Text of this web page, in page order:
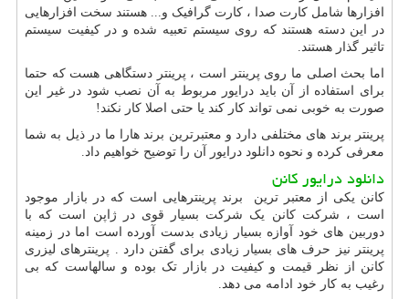
افزارها شامل کارت صدا ، کارت گرافیک و... هستند سخت افزارهایی
در این دسته هستند که روی سیستم تعبیه شده و در کیفیت سیستم
تاثیر گذار هستند.
اما بحث اصلی ما روی پرینتر است ، پرینتر دستگاهی هست که حتما
برای استفاده از آن باید درایور مربوط به آن نصب شود در غیر این
صورت به خوبی نمی تواند کار کند یا حتی اصلا کار نکند!
پرینتر برند های مختلفی دارد و معتبرترین برند هارا ما در ذیل به شما
معرفی کرده و نحوه دانلود درایور آن را توضیح خواهیم داد.
دانلود درایور کانن
کانن یکی از معتبر ترین برند پرینترهایی است که در بازار موجود
است ، شرکت کانن یک شرکت بسیار قوی در ژاپن است که با
دوربین های خود آوازه بسیار زیادی بدست آورده است اما در زمینه
پرینتر نیز حرف های بسیار زیادی برای گفتن دارد . پرینترهای لیزری
کانن از نظر قیمت و کیفیت در بازار تک بوده و سالهاست که بی
رغیب به کار خود ادامه می دهد.